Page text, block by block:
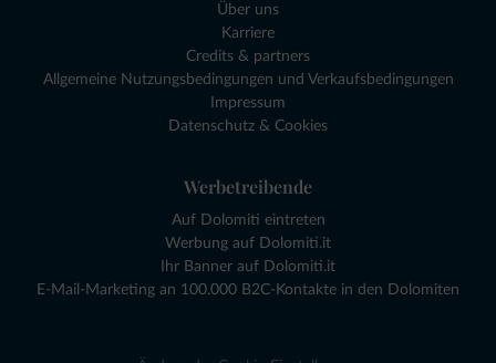
Über uns
Karriere
Credits & partners
Allgemeine Nutzungsbedingungen und Verkaufsbedingungen
Impressum
Datenschutz & Cookies
Werbetreibende
Auf Dolomiti eintreten
Werbung auf Dolomiti.it
Ihr Banner auf Dolomiti.it
E-Mail-Marketing an 100.000 B2C-Kontakte in den Dolomiten